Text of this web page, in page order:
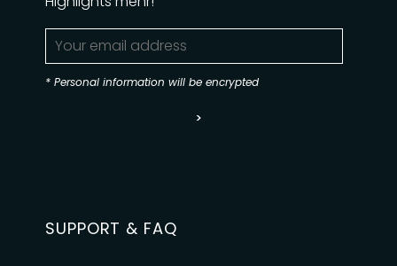
* Personal information will be encrypted
>
SUPPORT & FAQ